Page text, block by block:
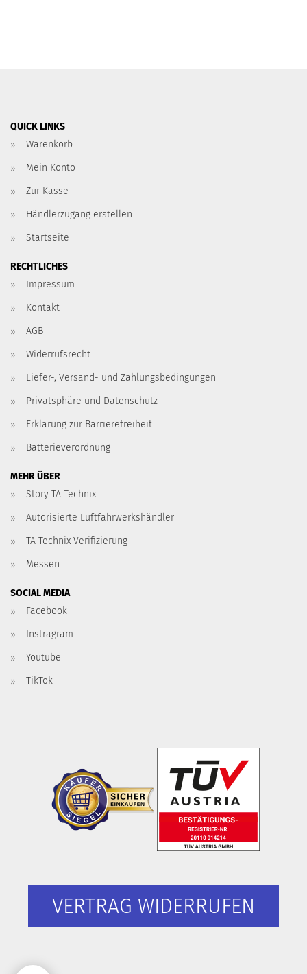
QUICK LINKS
Warenkorb
Mein Konto
Zur Kasse
Händlerzugang erstellen
Startseite
RECHTLICHES
Impressum
Kontakt
AGB
Widerrufsrecht
Liefer-, Versand- und Zahlungsbedingungen
Privatsphäre und Datenschutz
Erklärung zur Barrierefreiheit
Batterieverordnung
MEHR ÜBER
Story TA Technix
Autorisierte Luftfahrwerkshändler
TA Technix Verifizierung
Messen
SOCIAL MEDIA
Facebook
Instragram
Youtube
TikTok
VERTRAG WIDERRUFEN